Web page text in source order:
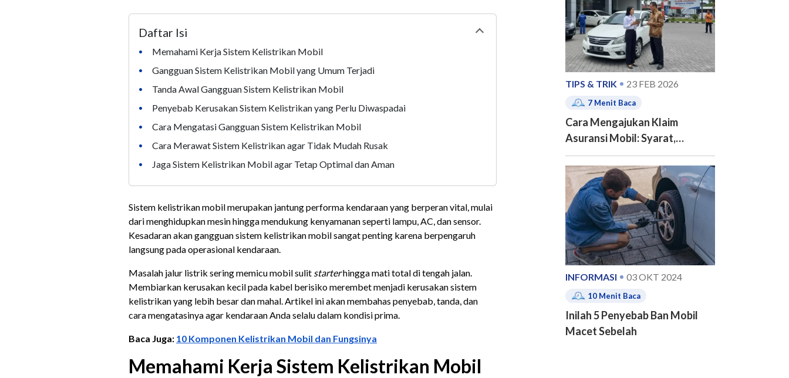
Daftar Isi
table of contents
•
Memahami Kerja Sistem Kelistrikan Mobil
• Gangguan Sistem Kelistrikan Mobil yang Umum Terjadi
• Tanda Awal Gangguan Sistem Kelistrikan Mobil
• Penyebab Kerusakan Sistem Kelistrikan yang Perlu Diwaspadai
• Cara Mengatasi Gangguan Sistem Kelistrikan Mobil
• Cara Merawat Sistem Kelistrikan agar Tidak Mudah Rusak
• Jaga Sistem Kelistrikan Mobil agar Tetap Optimal dan Aman
Sistem kelistrikan mobil merupakan jantung performa kendaraan yang berperan vital, mulai
dari menghidupkan mesin hingga mendukung kenyamanan seperti lampu, AC, dan sensor.
Kesadaran akan gangguan sistem kelistrikan mobil sangat penting karena berpengaruh
langsung pada operasional kendaraan.
Masalah jalur listrik sering memicu mobil sulit starterhingga mati total di tengah jalan.
Membiarkan kerusakan kecil pada kabel berisiko merembet menjadi kerusakan sistem
kelistrikan yang lebih besar dan mahal. Artikel ini akan membahas penyebab, tanda, dan
cara mengatasinya agar kendaraan Anda selalu dalam kondisi prima.
Baca Juga: 10 Komponen Kelistrikan Mobil dan Fungsinya
Memahami Kerja Sistem Kelistrikan Mobil
TIPS & TRIK 23 FEB 2026
7 Menit Baca
Cara Mengajukan Klaim
Asuransi Mobil: Syarat,
Prosedur, dan Tips Agar Klaim
Disetujui
INFORMASI 03 OKT 2024
10 Menit Baca
Inilah 5 Penyebab Ban Mobil
Macet Sebelah